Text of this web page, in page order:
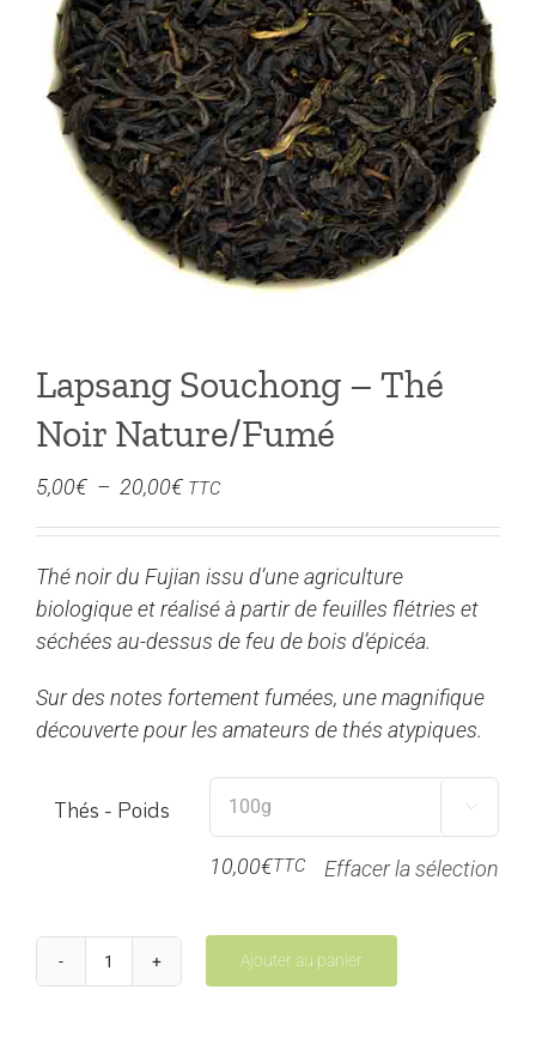
Lapsang Souchong – Thé
Noir Nature/Fumé
5,00€ – 20,00€Plage
5,00€
à
20,00€
TTC
Thé noir du Fujian issu d’une agriculture
biologique et réalisé à partir de feuilles flétries et
séchées au-dessus de feu de bois d’épicéa.
Sur des notes fortement fumées, une magnifique
découverte pour les amateurs de thés atypiques.
Thés - Poids 
10,00€TTC Effacer la sélection
quantité
Ajouter au panier